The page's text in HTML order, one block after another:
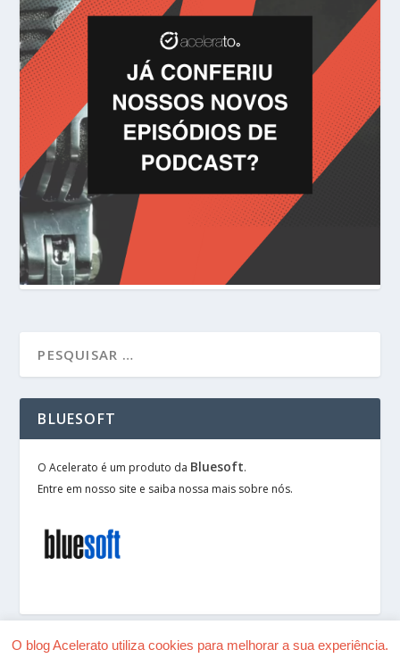
BLUESOFT
O Acelerato é um produto da Bluesoft.
Entre em nosso site e saiba nossa mais sobre nós.
O blog Acelerato utiliza cookies para melhorar a sua experiência.